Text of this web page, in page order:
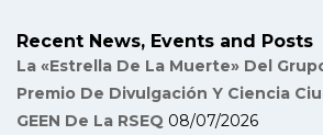
Recent News, Events and Posts
La «Estrella De La Muerte» Del
Premio De Divulgación Y Ciencia
GEEN De La RSEQ 08/07/2026